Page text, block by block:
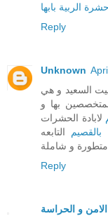
الربية بابها
Reply
Unknown
السعيد و هي
بها و
لابادة الحشرات
التابعه
و شاملة
Reply
و الحراسة